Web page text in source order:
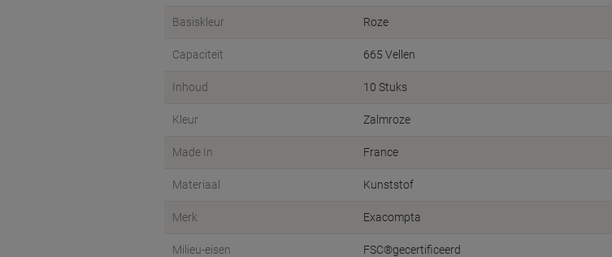
Basiskleur Roze
Capaciteit 665 Vellen
Inhoud 10 Stuks
Kleur Zalmroze
Made In France
Materiaal Kunststof
Merk Exacompta
Milieu-eisen FSC®gecertificeerd